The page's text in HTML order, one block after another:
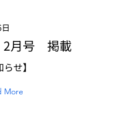
2月号 掲載
せ】
More